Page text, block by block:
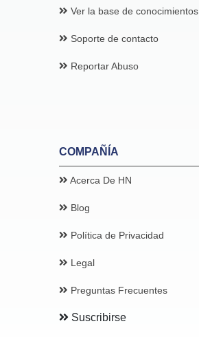
Ver la base de conocimientos
Soporte de contacto
Reportar Abuso
COMPAÑÍA
Acerca De HN
Blog
Política de Privacidad
Legal
Preguntas Frecuentes
Suscribirse